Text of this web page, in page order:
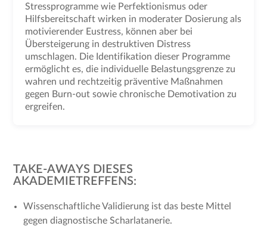
Stressprogramme wie Perfektionismus oder
Hilfsbereitschaft wirken in moderater Dosierung als
motivierender Eustress, können aber bei
Übersteigerung in destruktiven Distress
umschlagen. Die Identifikation dieser Programme
ermöglicht es, die individuelle Belastungsgrenze zu
wahren und rechtzeitig präventive Maßnahmen
gegen Burn-out sowie chronische Demotivation zu
ergreifen.
TAKE-AWAYS DIESES
AKADEMIETREFFENS:
Wissenschaftliche Validierung ist das beste Mittel
gegen diagnostische Scharlatanerie.